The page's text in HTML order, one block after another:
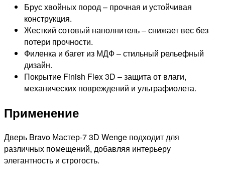
Брус хвойных пород – прочная и устойчивая
конструкция.
Жесткий сотовый наполнитель – снижает вес без
потери прочности.
Филенка и багет из МДФ – стильный рельефный
дизайн.
Покрытие Finish Flex 3D – защита от влаги,
механических повреждений и ультрафиолета.
Применение
Дверь Bravo Мастер-7 3D Wenge подходит для
различных помещений, добавляя интерьеру
элегантность и строгость.